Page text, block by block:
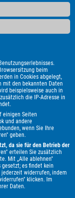
beim
in Cookies abgelegt,
den bekannten Daten
beispielsweise auch in
die IP-Adresse in
einigen Seiten
und andere
wenn Sie Ihre
geben.
da sie für den Betrieb der
erteilen Sie zusätzlich
Mit „Alle ablehnen"
es findet kein
widerrufen, indem
klicken. Im
Daten.
P